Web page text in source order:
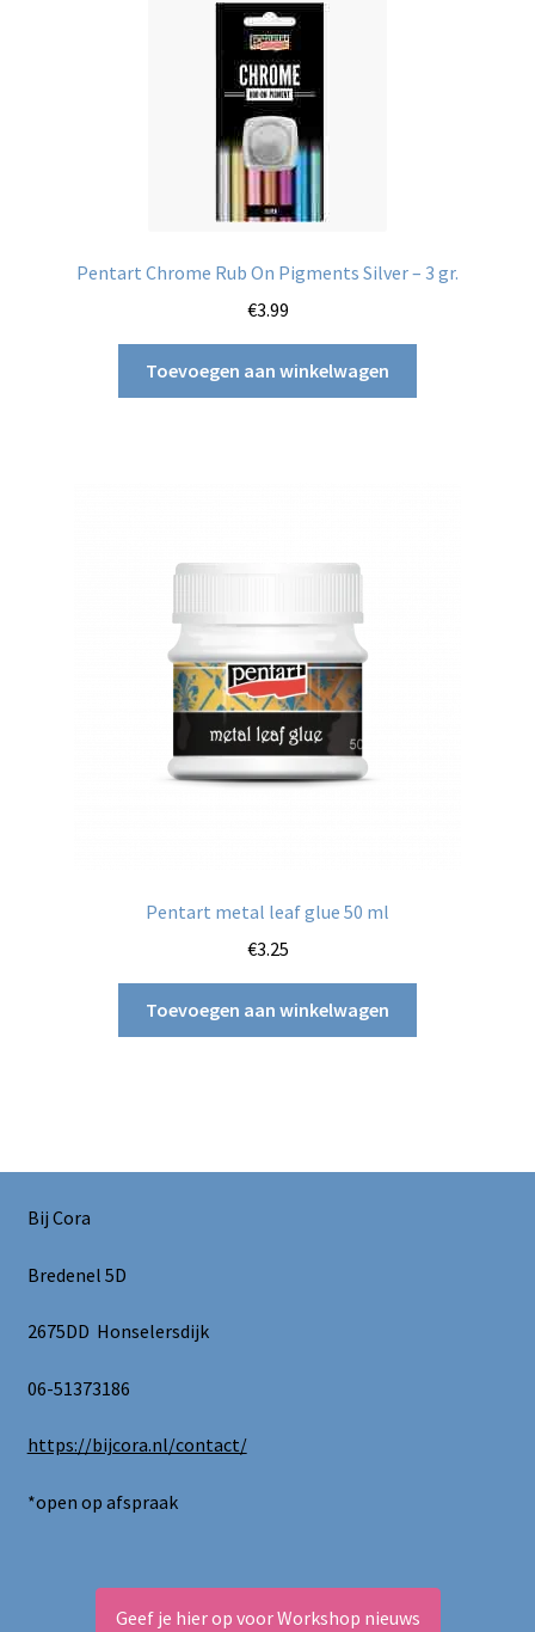
Pentart Chrome Rub On Pigments Silver – 3 gr.
€3.99
Toevoegen aan winkelwagen
Pentart metal leaf glue 50 ml
€3.25
Toevoegen aan winkelwagen
Bij Cora
Bredenel 5D
2675DD Honselersdijk
06-51373186
https://bijcora.nl/contact/
*open op afspraak
Geef je hier op voor Workshop nieuws